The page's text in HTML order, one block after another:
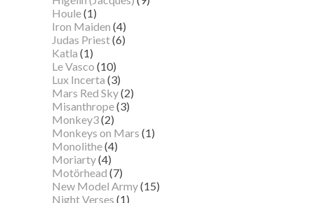
Houle(1)
Iron Maiden (4)
Judas Priest(6)
Katla (1)
Le Vasco (10)
Lux Incerta (3)
Mars Red Sky(2)
Misanthrope(3)
Monkey3(2)
Monkeys on Mars (1)
Monolithe(4)
Moriarty(4)
Motörhead (7)
New Model Army(15)
Night Verses (1)